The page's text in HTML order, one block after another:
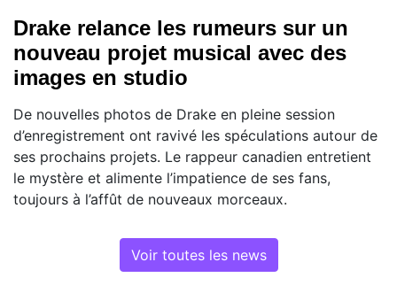
Drake relance les rumeurs sur un
nouveau projet musical avec des
images en studio
De nouvelles photos de Drake en pleine session
d’enregistrement ont ravivé les spéculations autour de
ses prochains projets. Le rappeur canadien entretient
le mystère et alimente l’impatience de ses fans,
toujours à l’affût de nouveaux morceaux.
Voir toutes les news